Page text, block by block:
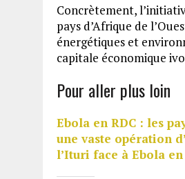
Concrètement,
pays d’Afrique de
énergétiques et
capitale économique
Pour aller plus loin
Ebola en RDC : les
une vaste opération
l’Ituri face à Ebola en